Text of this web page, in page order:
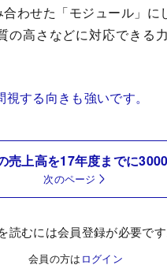
わせた「モジュール」
高さなどに対応できる
する向きも強いです。
売上高を17年度までに
次のページ
読むには会員登録が必要です
会員の方は ログイン